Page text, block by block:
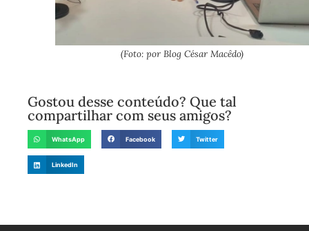
(Foto: por Blog César Macêdo)
Gostou desse conteúdo? Que tal
compartilhar com seus amigos?
WhatsApp Facebook Twitter
LinkedIn